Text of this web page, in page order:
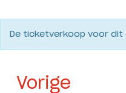
De ticketverkoop voor
Vorige